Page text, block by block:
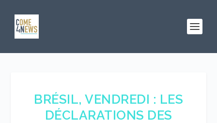
BRÉSIL, VENDREDI : LES
DÉCLARATIONS DES